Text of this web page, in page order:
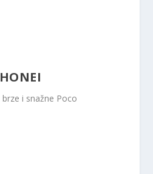
i snažne Poco